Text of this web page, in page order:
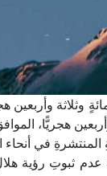
وثلاثة
هجريًّا،
في أنحاء
عدم ثبوتِ رؤية